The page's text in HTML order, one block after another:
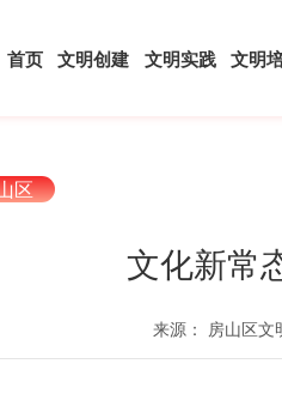
首页 文明创建 文明实践 文明
区
文化新常
来源： 房山区文